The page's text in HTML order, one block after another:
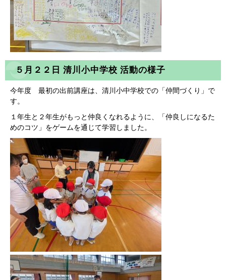
５月２２日 清川小中学校 活動の様子
今年度 最初の出前講座は、清川小中学校での「仲間づくり」で
す。
１年生と２年生がもっと仲良くなれるように、「仲良しになるた
めのコツ」をゲームを通じて学習しました。